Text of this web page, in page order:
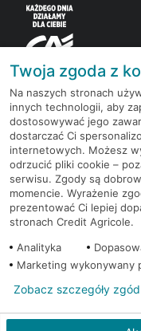
Korzystaj z
przygotowują
Dołącz do grona
na bieżąco z
Zapisz się
Redakcja Kontakt
Twoja zgoda z
Na naszych stronach
innych technologii, aby
dostosowywać jego
dostarczać Ci
internetowych. Możesz
odrzucić pliki cookie –
serwisu. Zgody są
momencie. Wyrażenie
prezentować Ci lepiej
stronach Credit Agricole.
Analityka
Marketing wykonywany
Zobacz szczegóły zgód